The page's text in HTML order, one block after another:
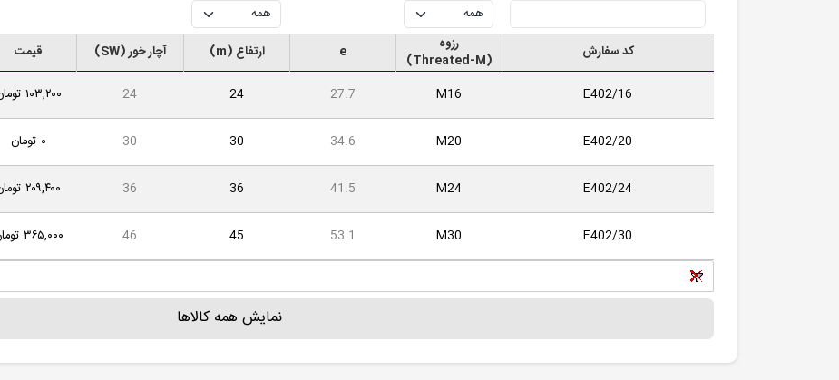
کد سفارش
رزوه
(Threated-M)
e ارتفاع (m) آچار خور (SW) قیمت
E402/16
M16
27.7
24
24 ۱۰۳,۲۰۰ تومان
E402/20
M20
34.6
30
30 ۰ تومان
E402/24
M24
41.5
36
36 ۲۰۹,۴۰۰ تومان
E402/30
M30
53.1
45
46 ۳۶۵,۰۰۰ تومان
نمایش همه کالاها